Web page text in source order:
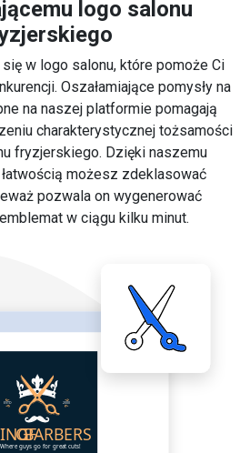
logo salonu
w logo salonu, które pomoże Ci
Oszałamiające pomysły na
na naszej platformie pomagają
charakterystycznej tożsamości
fryzjerskiego. Dzięki naszemu
możesz zdeklasować
pozwala on wygenerować
w ciągu kilku minut.